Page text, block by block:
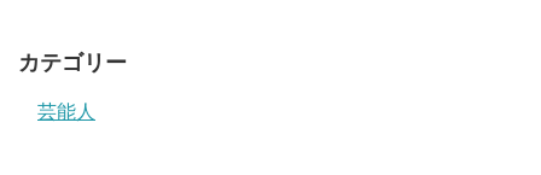
カテゴリー
芸能人